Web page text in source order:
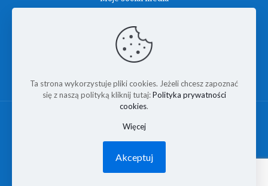
zastrzeżone
Ta strona wykorzystuje pliki cookies. Jeżeli chcesz zapoznać
się z naszą polityką kliknij tutaj:Polityka prywatności
cookies.
Więcej
Akceptuj